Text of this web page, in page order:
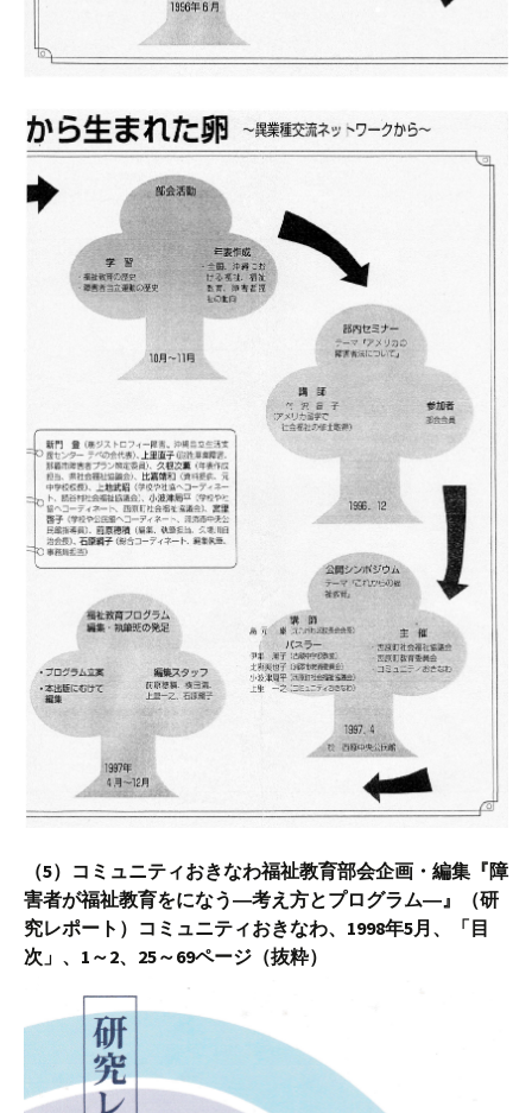
（5）コミュニティおきなわ福祉教育部会企画・編集『障
害者が福祉教育をになう―考え方とプログラム―』（研
究レポート）コミュニティおきなわ、1998年5月、「目
次」、1～2、25～69ページ（抜粋）